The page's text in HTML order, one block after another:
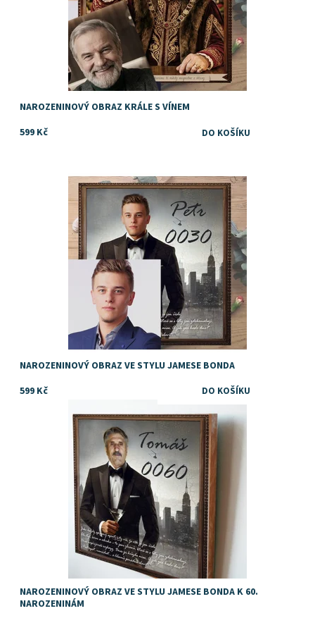
NAROZENINOVÝ OBRAZ KRÁLE S VÍNEM
599 Kč
Super - originální dárek k narozeninám
Skladem
NAROZENINOVÝ OBRAZ VE STYLU JAMESE BONDA
599 Kč
Skladem
NAROZENINOVÝ OBRAZ VE STYLU JAMESE BONDA K 60.
NAROZENINÁM